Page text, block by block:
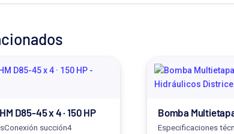
D85-45 x 4 · 150 HP
succión4
Bomba
Especificaciones